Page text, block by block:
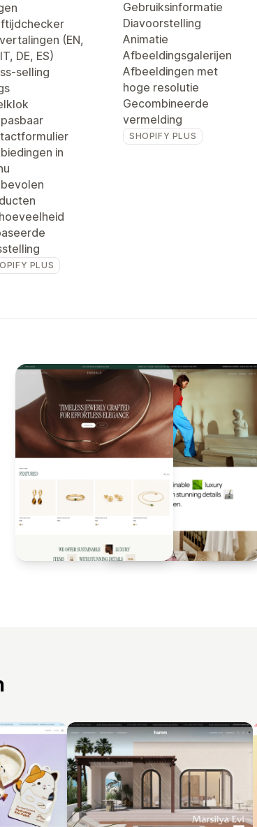
(EN,
DE, ES)
selling
in
PLUS
Gebruiksinformatie
Diavoorstelling
Animatie
Afbeeldingsgalerijen
Afbeeldingen met
hoge resolutie
Gecombineerde
vermelding
SHOPIFY PLUS